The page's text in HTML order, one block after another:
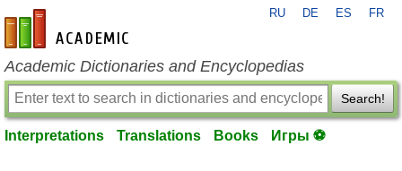
en-academic.com
RU DE ES FR
Academic Dictionaries and Encyclopedias
Search!
Interpretations Translations Books Игры ⚽